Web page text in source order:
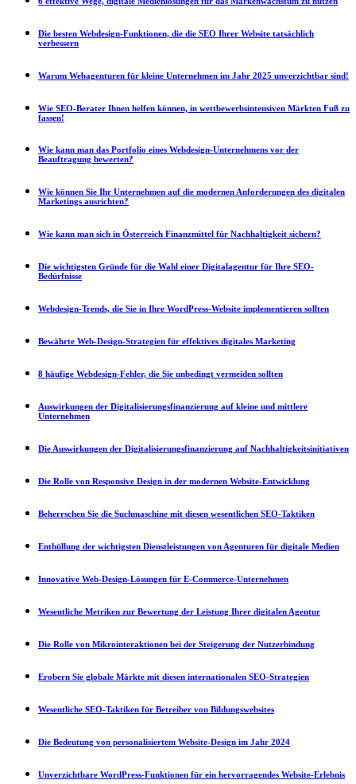
Die besten Webdesign-Funktionen, die die SEO Ihrer Website tatsächlich
verbessern
Warum Webagenturen für kleine Unternehmen im Jahr 2025 unverzichtbar sind!
Wie SEO-Berater Ihnen helfen können, in wettbewerbsintensiven Märkten Fuß zu
fassen!
Wie kann man das Portfolio eines Webdesign-Unternehmens vor der
Beauftragung bewerten?
Wie können Sie Ihr Unternehmen auf die modernen Anforderungen des digitalen
Marketings ausrichten?
Wie kann man sich in Österreich Finanzmittel für Nachhaltigkeit sichern?
Die wichtigsten Gründe für die Wahl einer Digitalagentur für Ihre SEO-
Bedürfnisse
Webdesign-Trends, die Sie in Ihre WordPress-Website implementieren sollten
Bewährte Web-Design-Strategien für effektives digitales Marketing
8 häufige Webdesign-Fehler, die Sie unbedingt vermeiden sollten
Auswirkungen der Digitalisierungsfinanzierung auf kleine und mittlere
Unternehmen
Die Auswirkungen der Digitalisierungsfinanzierung auf Nachhaltigkeitsinitiativen
Die Rolle von Responsive Design in der modernen Website-Entwicklung
Beherrschen Sie die Suchmaschine mit diesen wesentlichen SEO-Taktiken
Enthüllung der wichtigsten Dienstleistungen von Agenturen für digitale Medien
Innovative Web-Design-Lösungen für E-Commerce-Unternehmen
Wesentliche Metriken zur Bewertung der Leistung Ihrer digitalen Agentur
Die Rolle von Mikrointeraktionen bei der Steigerung der Nutzerbindung
Erobern Sie globale Märkte mit diesen internationalen SEO-Strategien
Wesentliche SEO-Taktiken für Betreiber von Bildungswebsites
Die Bedeutung von personalisiertem Website-Design im Jahr 2024
Unverzichtbare WordPress-Funktionen für ein hervorragendes Website-Erlebnis